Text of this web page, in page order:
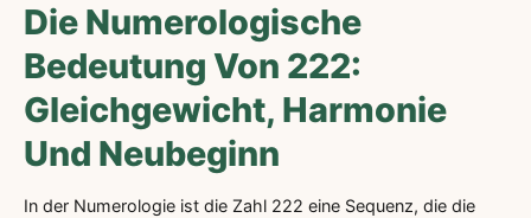
Die Numerologische
Bedeutung Von 222:
Gleichgewicht, Harmonie
Und Neubeginn
In der Numerologie ist die Zahl 222 eine Sequenz, die die